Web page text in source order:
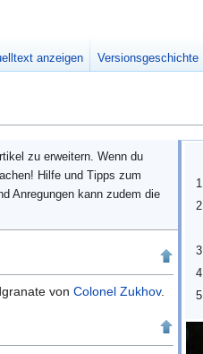
1
2
3
4
5
zu erweitern. Wenn du
Hilfe und Tipps zum
Anregungen kann zudem die
von Colonel Zukhov.
anzeigen Versionsgeschichte